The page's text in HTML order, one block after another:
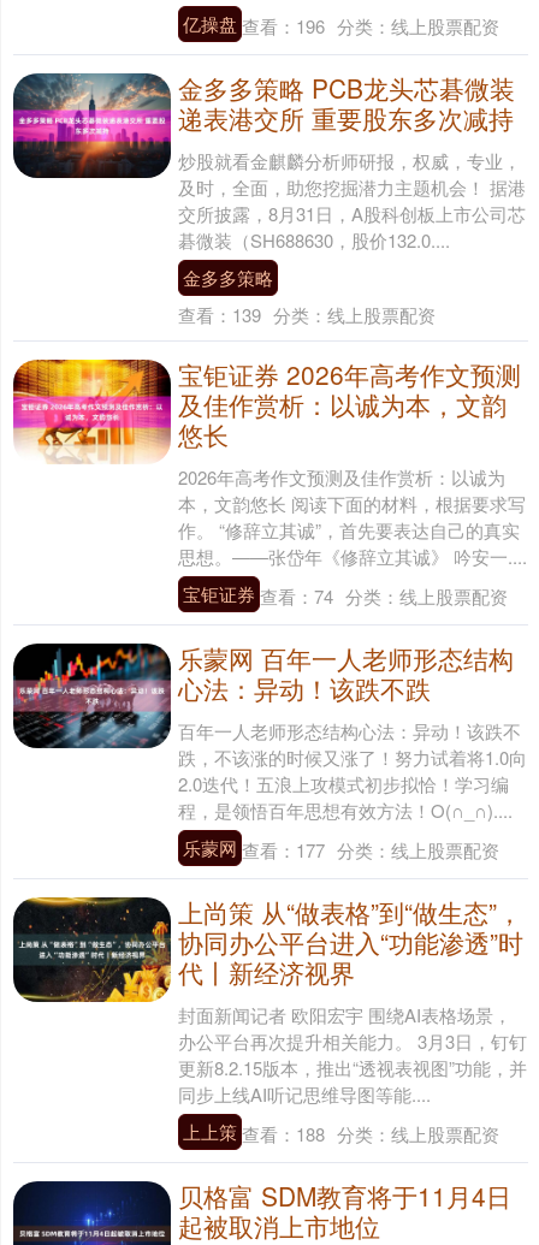
亿操盘 查看： 196 分类： 线上股票配资
金多多策略 PCB龙头芯碁微装
递表港交所 重要股东多次减持
炒股就看金麒麟分析师研报，权威，专业，
及时，全面，助您挖掘潜力主题机会！ 据港
交所披露，8月31日，A股科创板上市公司芯
碁微装（SH688630，股价132.0....
金多多策略
查看： 139 分类： 线上股票配资
宝钜证券 2026年高考作文预测
及佳作赏析：以诚为本，文韵
悠长
2026年高考作文预测及佳作赏析：以诚为
本，文韵悠长 阅读下面的材料，根据要求写
作。 “修辞立其诚”，首先要表达自己的真实
思想。——张岱年《修辞立其诚》 吟安一....
宝钜证券 查看： 74 分类： 线上股票配资
乐蒙网 百年一人老师形态结构
心法：异动！该跌不跌
百年一人老师形态结构心法：异动！该跌不
跌，不该涨的时候又涨了！努力试着将1.0向
2.0迭代！五浪上攻模式初步拟恰！学习编
程，是领悟百年思想有效方法！O(∩_∩)....
乐蒙网 查看： 177 分类： 线上股票配资
上尚策 从“做表格”到“做生态”，
协同办公平台进入“功能渗透”时
代丨新经济视界
封面新闻记者 欧阳宏宇 围绕AI表格场景，
办公平台再次提升相关能力。 3月3日，钉钉
更新8.2.15版本，推出“透视表视图”功能，并
同步上线AI听记思维导图等能....
上上策查看： 188 分类： 线上股票配资
贝格富 SDM教育将于11月4日
起被取消上市地位